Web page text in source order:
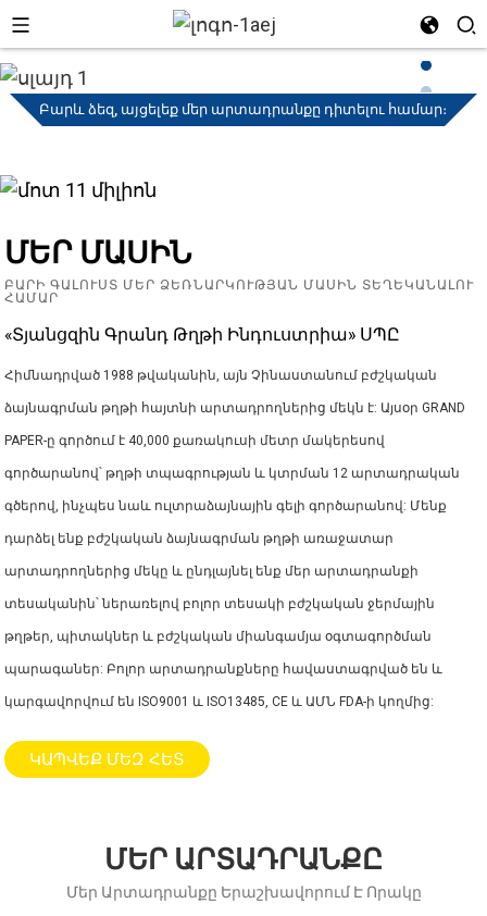
Բարև ձեզ, այցելեք մեր արտադրանքը դիտելու համար։
ՄԵՐ ՄԱՍԻՆ
ԲԱՐԻ ԳԱԼՈՒՍՏ ՄԵՐ ՁԵՌՆԱՐԿՈՒԹՅԱՆ ՄԱՍԻՆ ՏԵՂԵԿԱՆԱԼՈՒ
ՀԱՄԱՐ
«Տյանցզին Գրանդ Թղթի Ինդուստրիա» ՍՊԸ
Հիմնադրված 1988 թվականին, այն Չինաստանում բժշկական
ձայնագրման թղթի հայտնի արտադրողներից մեկն է: Այսօր GRAND
PAPER-ը գործում է 40,000 քառակուսի մետր մակերեսով
գործարանով՝ թղթի տպագրության և կտրման 12 արտադրական
գծերով, ինչպես նաև ուլտրաձայնային գելի գործարանով: Մենք
դարձել ենք բժշկական ձայնագրման թղթի առաջատար
արտադրողներից մեկը և ընդլայնել ենք մեր արտադրանքի
տեսականին՝ ներառելով բոլոր տեսակի բժշկական ջերմային
թղթեր, պիտակներ և բժշկական միանգամյա օգտագործման
պարագաներ: Բոլոր արտադրանքները հավաստագրված են և
կարգավորվում են ISO9001 և ISO13485, CE և ԱՄՆ FDA-ի կողմից:
ԿԱՊՎԵՔ ՄԵԶ ՀԵՏ
ՄԵՐ ԱՐՏԱԴՐԱՆՔԸ
Մեր Արտադրանքը Երաշխավորում Է Որակը